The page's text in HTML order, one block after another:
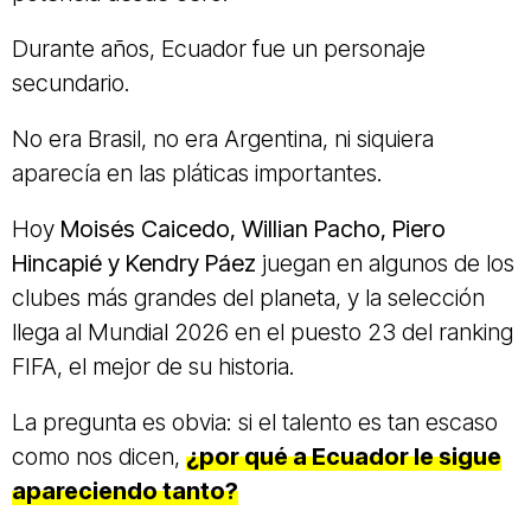
Durante años, Ecuador fue un personaje
secundario.
No era Brasil, no era Argentina, ni siquiera
aparecía en las pláticas importantes.
Hoy Moisés Caicedo, Willian Pacho, Piero
Hincapié y Kendry Páez juegan en algunos de los
clubes más grandes del planeta, y la selección
llega al Mundial 2026 en el puesto 23 del ranking
FIFA, el mejor de su historia.
La pregunta es obvia: si el talento es tan escaso
como nos dicen, ¿por qué a Ecuador le sigue
apareciendo tanto?